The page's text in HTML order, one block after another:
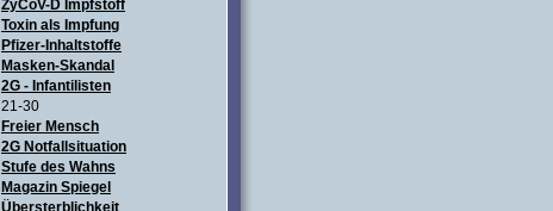
ZyCoV-D Impfstoff
Toxin als Impfung
Pfizer-Inhaltstoffe
Masken-Skandal
2G - Infantilisten
21-30
Freier Mensch
2G Notfallsituation
Stufe des Wahns
Magazin Spiegel
Übersterblichkeit